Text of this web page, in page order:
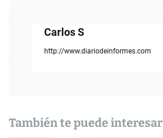
d
Carlos S
http://www.diariodeinformes.com
También te puede interesar